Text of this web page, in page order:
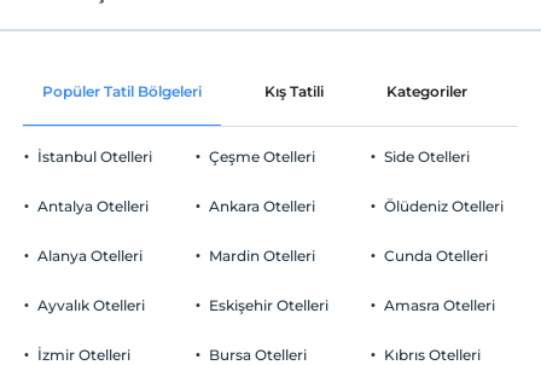
Temizlik Hizmetleri
Check/in
Check/out
En geç saat 11:00 ve öncesi
Evcil Hayvan
2 yaşına kadar olan bebekler ücretsizdir.
Popüler Tatil Bölgeleri Kış Tatili Kategoriler
İstanbul Otelleri
Antalya Otelleri
Alanya Otelleri
Ayvalık Otelleri
İzmir Otelleri
Çeşme Otelleri
Ankara Otelleri
Mardin Otelleri
Eskişehir Otelleri
Bursa Otelleri
Side Otelleri
Ölüdeniz Otelleri
Cunda Otelleri
Amasra Otelleri
Kıbrıs Otelleri